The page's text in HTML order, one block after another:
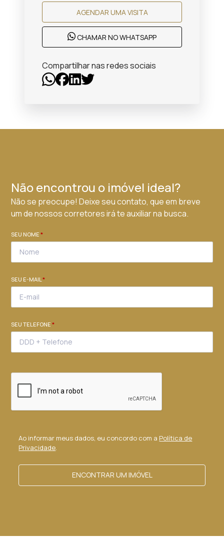
AGENDAR UMA VISITA
CHAMAR NO WHATSAPP
Compartilhar nas redes sociais
Não encontrou o imóvel ideal?
Não se preocupe! Deixe seu contato, que em breve
um de nossos corretores irá te auxiliar na busca.
SEU NOME*
SEU E-MAIL*
SEU TELEFONE*
Ao informar meus dados, eu concordo com a Política de
Privacidade.
ENCONTRAR UM IMÓVEL